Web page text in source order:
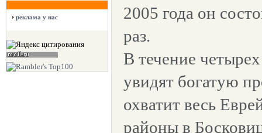
реклама у нас
2005 года он
раз.
В течение
увидят богатую
охватит весь
районы в